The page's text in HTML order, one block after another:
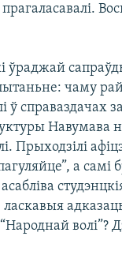
пытаньне: чаму
справаздачах
Навумава
Прыходзілі
а самі
ласкавыя
волі”?